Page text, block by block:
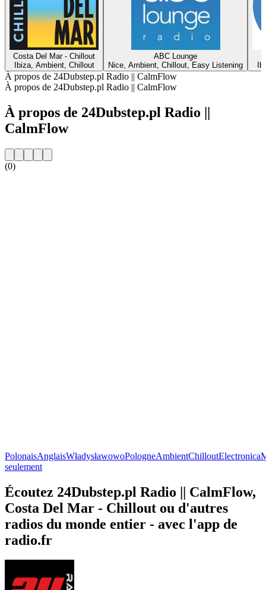
Costa Del Mar - Chillout
Ibiza, Ambient, Chillout
ABC Lounge
Nice, Ambient, Chillout, Easy Listening
À propos de 24Dubstep.pl Radio || CalmFlow
À propos de 24Dubstep.pl Radio || CalmFlow
À propos de 24Dubstep.pl Radio ||
CalmFlow
(0)
PolonaisAnglaisWładysławowoPologneAmbientChilloutElectronica
seulement
Écoutez 24Dubstep.pl Radio || CalmFlow,
Costa Del Mar - Chillout ou d'autres
radios du monde entier - avec l'app de
radio.fr